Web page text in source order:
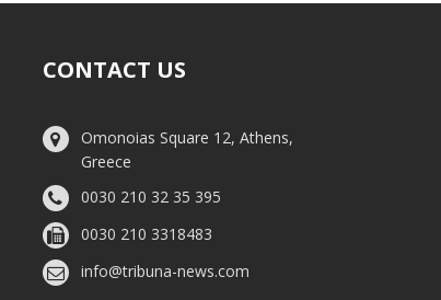
CONTACT US
Omonoias Square 12, Athens,
Greece
0030 210 32 35 395
0030 210 3318483
info@tribuna-news.com